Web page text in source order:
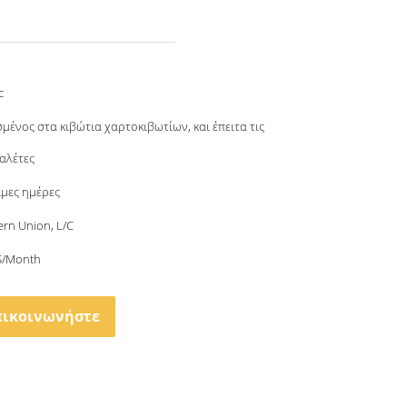
στα κιβώτια χαρτοκιβωτίων, και έπειτα τις
ημέρες
Union, L/C
Month